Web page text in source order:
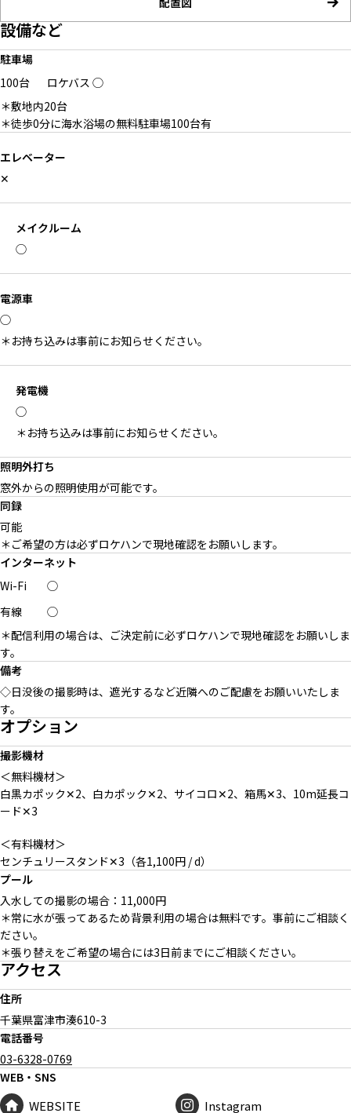
設備など
駐車場
100台
ロケバス ◯
＊敷地内20台
＊徒歩0分に海水浴場の無料駐車場100台有
エレベーター
✕
メイクルーム
◯
電源車
◯
＊お持ち込みは事前にお知らせください。
発電機
◯
＊お持ち込みは事前にお知らせください。
照明外打ち
窓外からの照明使用が可能です。
同録
可能
＊ご希望の方は必ずロケハンで現地確認をお願いします。
インターネット
Wi-Fi
◯
有線
◯
＊配信利用の場合は、ご決定前に必ずロケハンで現地確認をお願いしま
す。
備考
◇日没後の撮影時は、遮光するなど近隣へのご配慮をお願いいたしま
す。
オプション
撮影機材
＜無料機材＞
白黒カポック✕2、白カポック✕2、サイコロ✕2、箱馬✕3、10m延長コ
ード✕3
＜有料機材＞
センチュリースタンド✕3（各1,100円 / d）
プール
入水しての撮影の場合：11,000円
＊常に水が張ってあるため背景利用の場合は無料です。事前にご相談く
ださい。
＊張り替えをご希望の場合には3日前までにご相談ください。
アクセス
住所
千葉県富津市湊610-3
電話番号
03-6328-0769
WEB・SNS
WEBSITE Instagram